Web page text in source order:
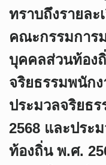
ทราบถึงรายละ
คณะกรรมการ
บุคคลส่วนท้อ
จริยธรรมพนัก
ประมวลจริยธ
2568 และประ
ท้องถิ่น พ.ศ.